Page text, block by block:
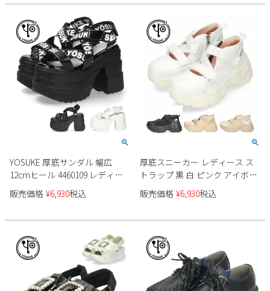
YOSUKE 厚底サンダル 幅広
12cmヒール 4460109 レディー
ス
販売価格 ¥6,930税込
厚底スニーカー レディース ス
トラップ 黒 白 ピンク アイボリ
ー 幅広 ヨースケ 靴 YOSUKE
4450053 ブラック ホワイト ベー
販売価格 ¥6,930税込